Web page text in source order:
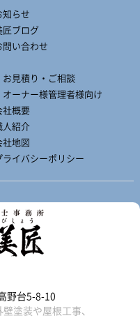
知らせ
匠ブログ
問い合わせ
お見積り・ご相談
オーナー様管理者様向け
社概要
人紹介
社地図
ライバシーポリシー
野台5-8-10
塗装や屋根工事、